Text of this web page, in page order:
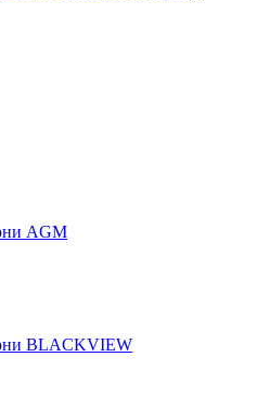
AGM
BLACKVIEW